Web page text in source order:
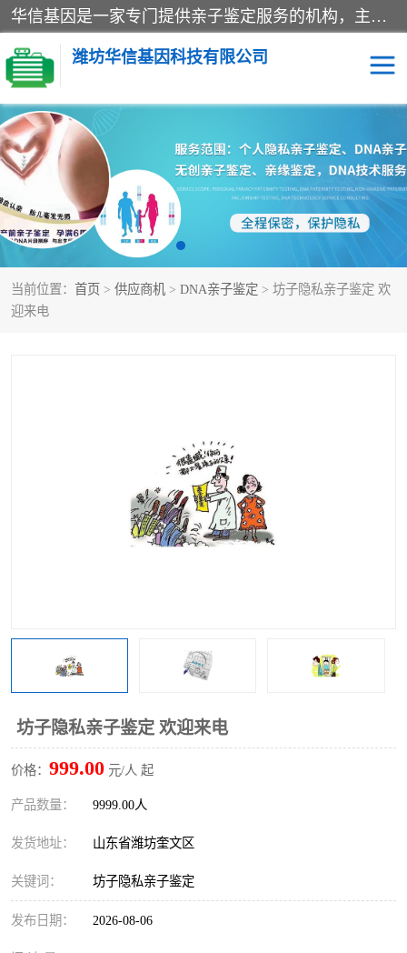
华信基因是一家专门提供亲子鉴定服务的机构，主要业务：济南亲子鉴定、临沂亲子鉴定、菏泽亲子鉴定、淄博亲子鉴定、青岛亲子鉴定、日照亲子鉴定、临朐亲子鉴定、寿光亲子鉴定等，联合广州、上海、北京、深圳、杭州、武汉、成都、合肥、贵阳、沈阳等地区有法医物证鉴定机构及基因检测公司，为国内外客户提供便捷的DNA鉴定服务。
潍坊华信基因科技有限公司
当前位置： 首页 > 供应商机 > DNA亲子鉴定 > 坊子隐私亲子鉴定 欢
迎来电
坊子隐私亲子鉴定 欢迎来电
价格： 999.00 元/人 起
产品数量： 9999.00人
发货地址： 山东省潍坊奎文区
关键词： 坊子隐私亲子鉴定
发布日期： 2026-08-06
亲子鉴定 DNA亲子鉴定
隐私亲子鉴定 无创亲子鉴定
孕期亲子鉴定